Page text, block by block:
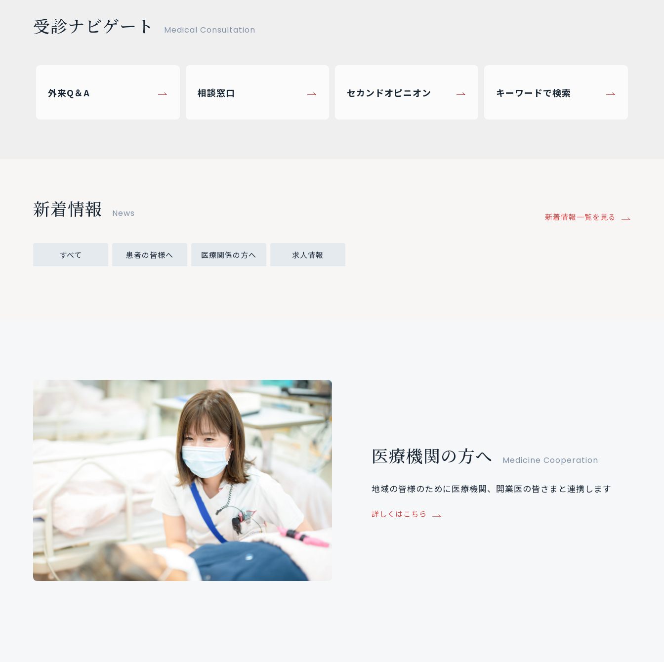
受診ナビゲート Medical Consultation
外来Q＆A 相談窓口 セカンドオピニオン キーワードで検索
新着情報 News 新着情報一覧を見る
すべて 患者の皆様へ 医療関係の方へ 求人情報
医療機関の方へ Medicine Cooperation
地域の皆様のために医療機関、開業医の皆さまと連携します
詳しくはこちら